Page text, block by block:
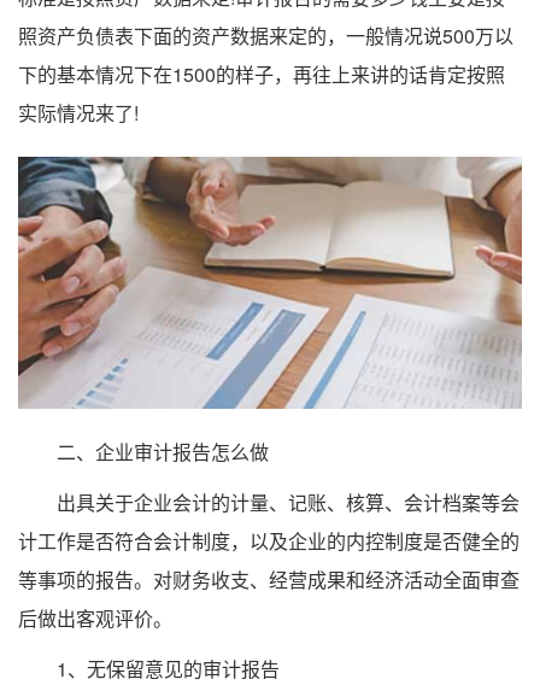
照资产负债表下面的资产数据来定的，一般情况说500万以
下的基本情况下在1500的样子，再往上来讲的话肯定按照
实际情况来了!
二、企业审计报告怎么做
出具关于企业会计的计量、记账、核算、会计档案等会
计工作是否符合会计制度，以及企业的内控制度是否健全的
等事项的报告。对财务收支、经营成果和经济活动全面审查
后做出客观评价。
1、无保留意见的审计报告